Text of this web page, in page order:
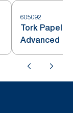
605092
Tork Papel
Advanced